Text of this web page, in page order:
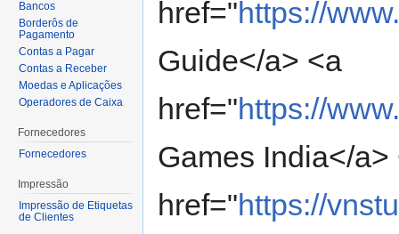
href="https://
Guide</a> <a
href="https://
Games India</a>
href="https://
Bancos
Borderôs de
Pagamento
Contas a Pagar
Contas a Receber
Moedas e Aplicações
Operadores de Caixa
Fornecedores
Fornecedores
Impressão
Impressão de Etiquetas
de Clientes